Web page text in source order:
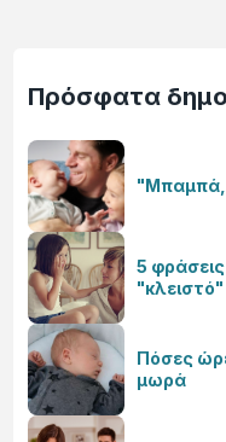
Πρόσφατα
"Μπαμπά,
5
"κλειστό"
Πόσες
μωρά